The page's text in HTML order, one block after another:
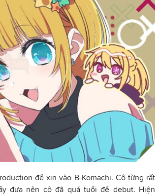
để xin vào B-Komachi. Cô từng rất
đưa nên cô đã quá tuổi để debut. Hiện